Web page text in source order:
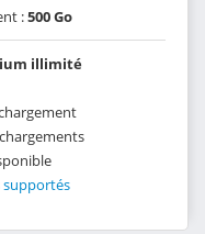
:500 Go
illimité
supportés